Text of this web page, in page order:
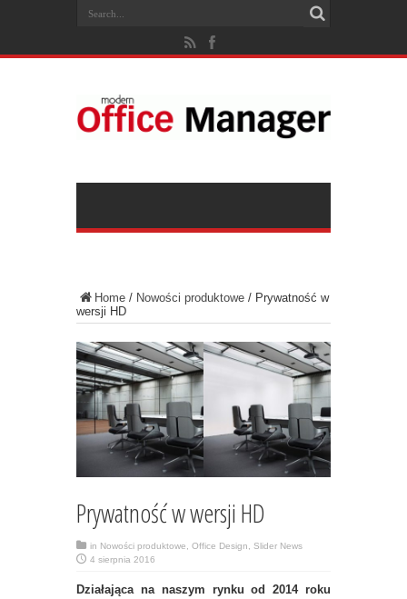
Home / Nowości produktowe / Prywatność w
wersji HD
Prywatność w wersji HD
in Nowości produktowe, Office Design, Slider News
4 sierpnia 2016
Działająca na naszym rynku od 2014 roku